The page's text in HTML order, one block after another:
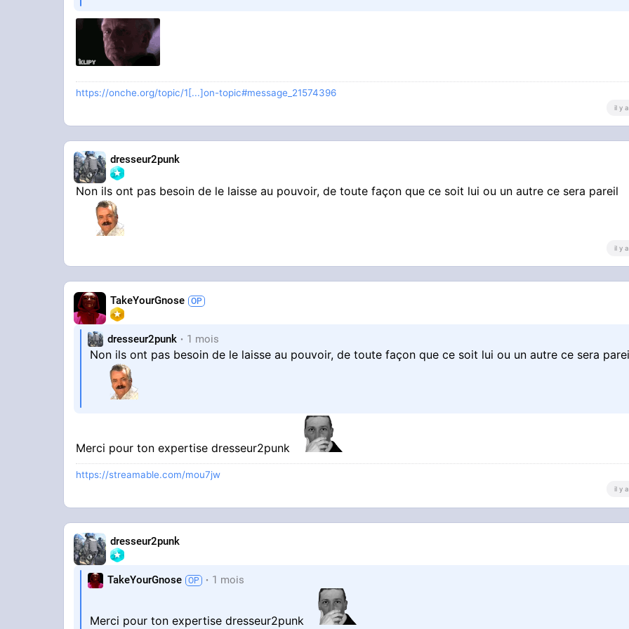
https://onche.org/topic/1[...]on-topic#message_21574396
il y
dresseur2punk
Non ils ont pas besoin de le laisse au pouvoir, de toute façon que ce soit lui ou un autre ce sera pareil
il y
TakeYourGnose
dresseur2punk 1 mois
Non ils ont pas besoin de le laisse au pouvoir, de toute façon que ce soit lui ou un autre ce sera
Merci pour ton expertise dresseur2punk
https://streamable.com/mou7jw
il y
dresseur2punk
TakeYourGnose 1 mois
Merci pour ton expertise dresseur2punk